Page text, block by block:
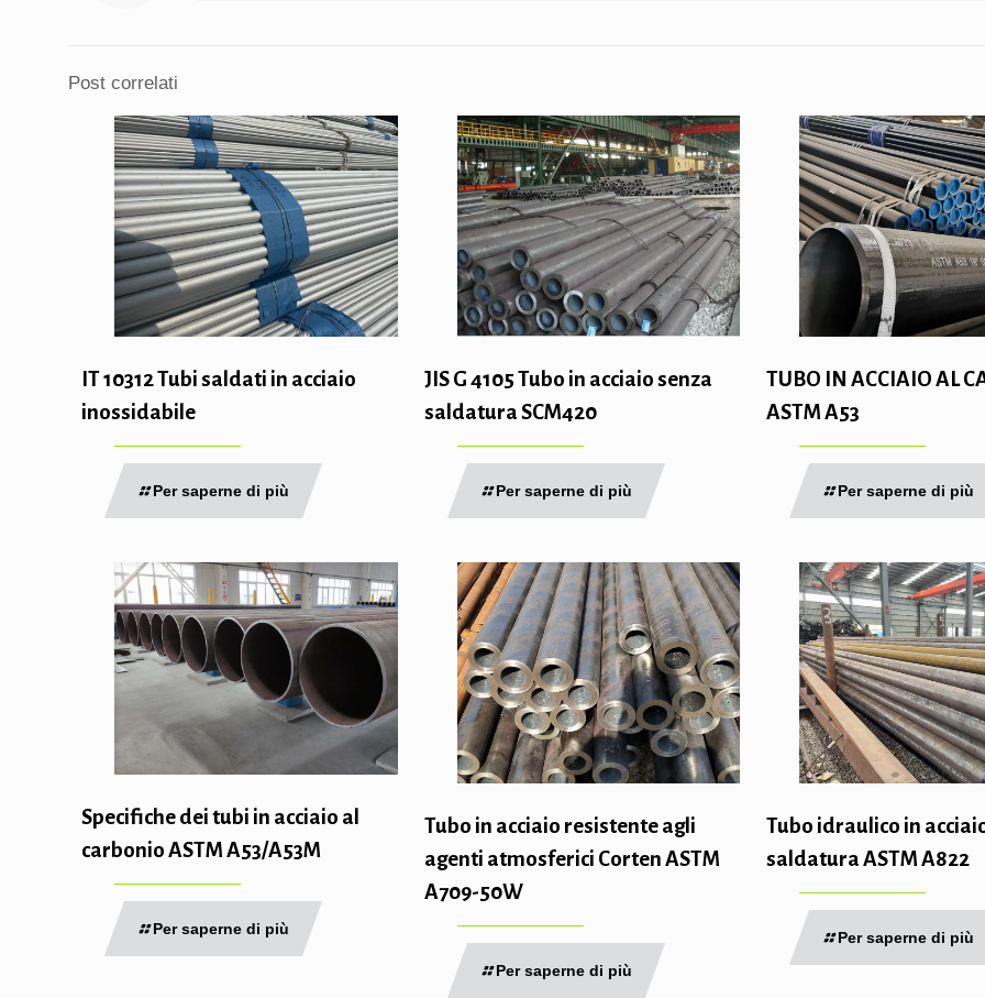
Post correlati
IT 10312 Tubi saldati in acciaio
inossidabile
Per saperne di più
JIS G 4105 Tubo in acciaio senza
saldatura SCM420
Per saperne di più
TUBO IN ACCIAIO AL
ASTM A53
Per saperne di più
Specifiche dei tubi in acciaio al
carbonio ASTM A53/A53M
Per saperne di più
Tubo in acciaio resistente agli
agenti atmosferici Corten ASTM
A709-50W
Per saperne di più
Tubo idraulico in
saldatura ASTM A822
Per saperne di più